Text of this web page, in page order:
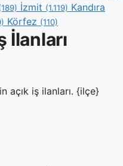
İzmit (1.119) Kandıra
Körfez (110)
İlanları
açık iş ilanları. {ilçe}